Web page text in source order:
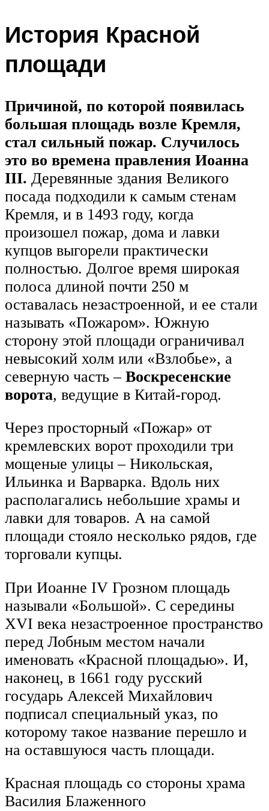
История Красной
площади
Причиной, по которой появилась
большая площадь возле Кремля,
стал сильный пожар. Случилось
это во времена правления Иоанна
III. Деревянные здания Великого
посада подходили к самым стенам
Кремля, и в 1493 году, когда
произошел пожар, дома и лавки
купцов выгорели практически
полностью. Долгое время широкая
полоса длиной почти 250 м
оставалась незастроенной, и ее стали
называть «Пожаром». Южную
сторону этой площади ограничивал
невысокий холм или «Взлобье», а
северную часть – Воскресенские
ворота, ведущие в Китай-город.
Через просторный «Пожар» от
кремлевских ворот проходили три
мощеные улицы – Никольская,
Ильинка и Варварка. Вдоль них
располагались небольшие храмы и
лавки для товаров. А на самой
площади стояло несколько рядов, где
торговали купцы.
При Иоанне IV Грозном площадь
называли «Большой». С середины
XVI века незастроенное пространство
перед Лобным местом начали
именовать «Красной площадью». И,
наконец, в 1661 году русский
государь Алексей Михайлович
подписал специальный указ, по
которому такое название перешло и
на оставшуюся часть площади.
Красная площадь со стороны храма
Василия Блаженного